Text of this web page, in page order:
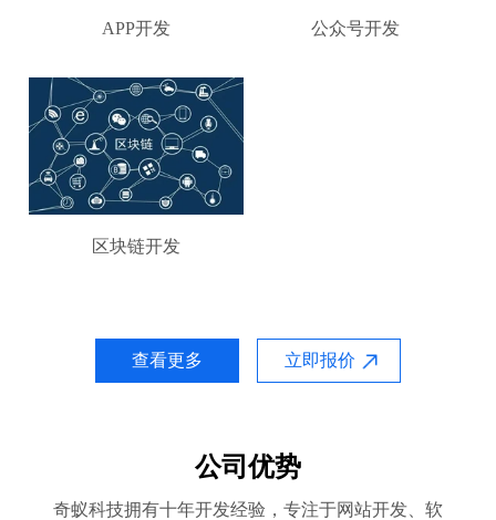
APP开发 公众号开发
区块链开发
查看更多 立即报价
公司优势
奇蚁科技拥有十年开发经验，专注于网站开发、软